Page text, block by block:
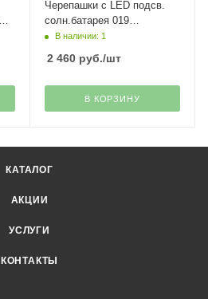
Черепашки с LED подсв.
солн.батарея 019
Чудесный Сад
В наличии: 1
2 460руб./шт
В КОРЗИНУ
КАТАЛОГ
АКЦИИ
УСЛУГИ
КОНТАКТЫ